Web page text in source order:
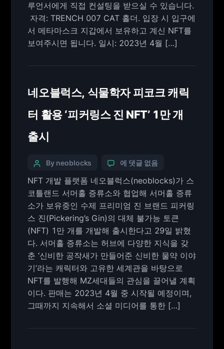
루언서에게 직접 컨설팅을 받으실 수 있습니다.
​ 자격: TRENCH 007 CAT 홀더. 입장 시 입구에
서 메타마스크 지갑에서 보유하고 계신 NFT를
보여주시면 됩니다. 일시: 2023년 4월 […]
네오블럭스, 식물학자 피코크 캐릭
터 활용 ‘피커링스 진 NFT’ 1만 개
출시
By neoblocks 에 댓글 없음
NFT 개발 플랫폼 네오블럭스(neoblocks)가 스
코틀랜드 서머홀 증류소와 협업해 서머홀 증류
소가 보유중인 수제 프리미엄 진 브랜드 피커링
스 진(Pickering’s Gin)의 대체 불가능 토큰
(NFT) 1만 개를 개발해 출시한다고 29일 밝혔
다. 서머홀 증류소는 허브에 다양한 지식을 갖
춘 ‘신비한 공작새가 만들어준 신비한 물약 이야
기’라는 캐릭터와 고유한 세계관을 바탕으로
NFT를 발행해 MZ세대들의 관심을 끌어낼 계획
이다. 판매는 2023년 4월 중 시작될 예정이며,
그때까지 지속해서 소셜 미디어를 통한 […]